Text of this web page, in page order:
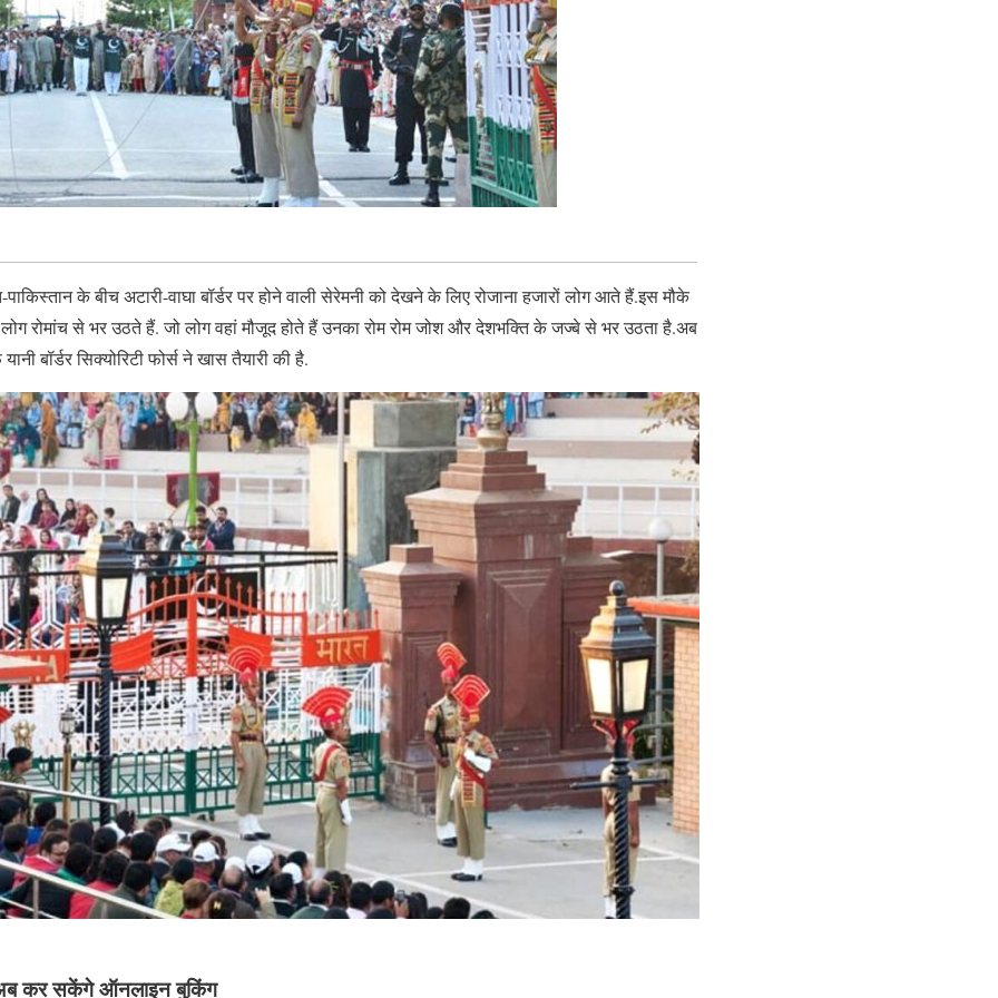
के बीच अटारी-वाघा बॉर्डर पर होने वाली सेरेमनी को देखने के लिए रोजाना हजारों लोग आते हैं.इस मौके
रोमांच से भर उठते हैं. जो लोग वहां मौजूद होते हैं उनका रोम रोम जोश और देशभक्ति के जज्बे से भर उठता है.अब
बॉर्डर सिक्योरिटी फोर्स ने खास तैयारी की है.
कर सकेंगे ऑनलाइन बुकिंग